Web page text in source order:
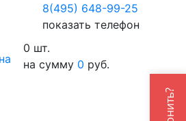
8(495) 648-99-25
показать телефон
0 шт.
на сумму 0 руб.